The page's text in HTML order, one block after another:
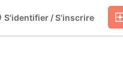
S'identifier / S'inscrire